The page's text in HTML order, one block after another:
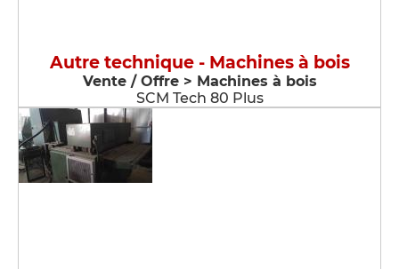
Autre technique - Machines à bois
Vente / Offre > Machines à bois
SCM Tech 80 Plus